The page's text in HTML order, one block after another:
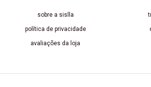
sobre a sislla
política de privacidade
avaliações da loja